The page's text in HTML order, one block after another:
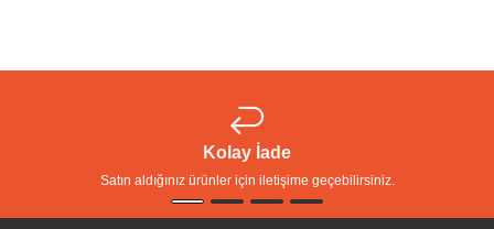
Kolay İade
Satın aldığınız ürünler için iletişime geçebilirsiniz.